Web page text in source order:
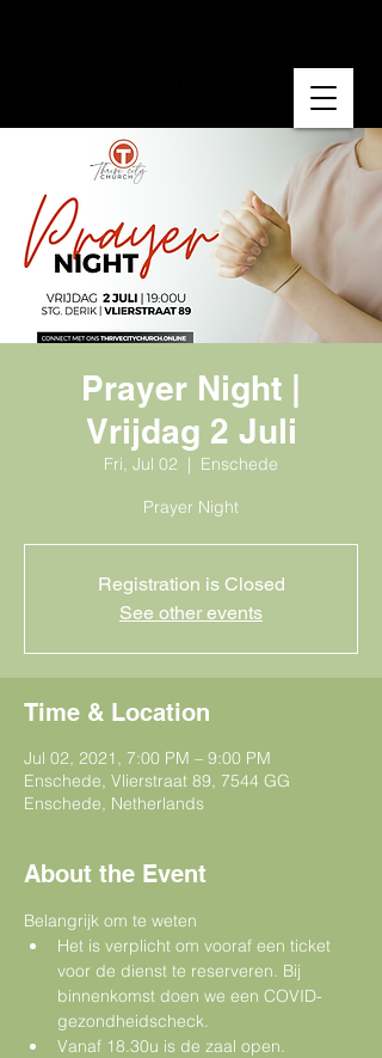
Prayer Night |
Vrijdag 2 Juli
Fri, Jul 02
  |
Enschede
Prayer Night
Registration is Closed
See other events
Time & Location
Jul 02, 2021, 7:00 PM – 9:00 PM
Enschede, Vlierstraat 89, 7544 GG
Enschede, Netherlands
About the Event
Belangrijk om te weten
Het is verplicht om vooraf een ticket
voor de dienst te reserveren. Bij
binnenkomst doen we een COVID-
gezondheidscheck.
Vanaf 18.30u is de zaal open.